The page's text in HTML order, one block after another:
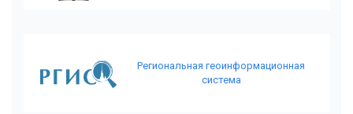
Региональная геоинформационная
система